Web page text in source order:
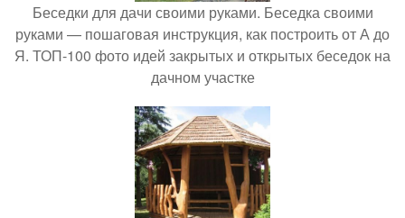
Беседки для дачи своими руками. Беседка своими
руками — пошаговая инструкция, как построить от А до
Я. ТОП-100 фото идей закрытых и открытых беседок на
дачном участке